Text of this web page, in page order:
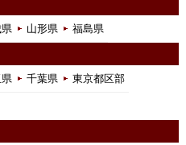
山形県 福島県
千葉県 東京都区部